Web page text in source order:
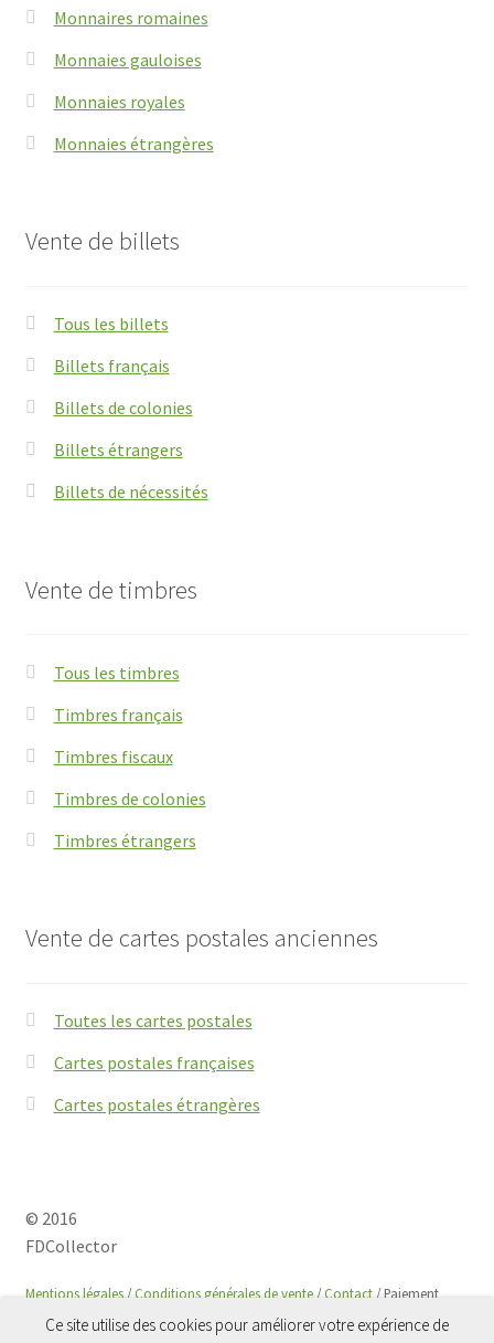
Monnaires romaines
Monnaies gauloises
Monnaies royales
Monnaies étrangères
Vente de billets
Tous les billets
Billets français
Billets de colonies
Billets étrangers
Billets de nécessités
Vente de timbres
Tous les timbres
Timbres français
Timbres fiscaux
Timbres de colonies
Timbres étrangers
Vente de cartes postales anciennes
Toutes les cartes postales
Cartes postales françaises
Cartes postales étrangères
© 2016
FDCollector
Mentions légales/Conditions générales de vente/Contact/ Paiement
sécurisé avec
Paypal
Ce site utilise des cookies pour améliorer votre expérience de